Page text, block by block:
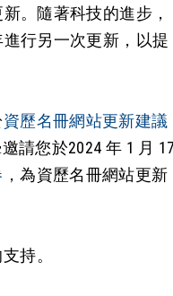
。隨著科技的進步，
行另一次更新，以提
資歷名冊網站更新建議
請您於2024 年 1 月
，為資歷名冊網站更新
持。